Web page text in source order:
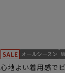
心地よい着用感で